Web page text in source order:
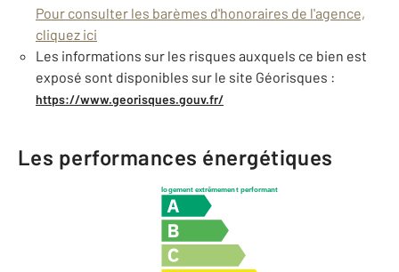
Pour consulter les barèmes d'honoraires de l'agence,
cliquez ici
Les informations sur les risques auxquels ce bien est
exposé sont disponibles sur le site Géorisques :
https://www.georisques.gouv.fr/
Les performances énergétiques
logement extrêmement performant